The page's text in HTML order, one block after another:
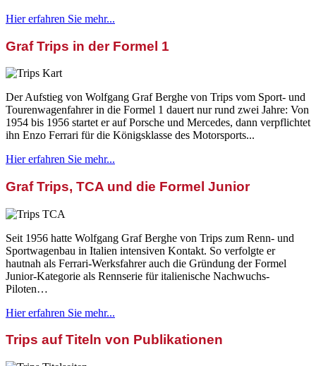
Hier erfahren Sie mehr...
Graf Trips in der Formel 1
Der Aufstieg von Wolfgang Graf Berghe von Trips vom Sport- und
Tourenwagenfahrer in die Formel 1 dauert nur rund zwei Jahre: Von
1954 bis 1956 startet er auf Porsche und Mercedes, dann verpflichtet
ihn Enzo Ferrari für die Königsklasse des Motorsports...
Hier erfahren Sie mehr...
Graf Trips, TCA und die Formel Junior
Seit 1956 hatte Wolfgang Graf Berghe von Trips zum Renn- und
Sportwagenbau in Italien intensiven Kontakt. So verfolgte er
hautnah als Ferrari-Werksfahrer auch die Gründung der Formel
Junior-Kategorie als Rennserie für italienische Nachwuchs-
Piloten…
Hier erfahren Sie mehr...
Trips auf Titeln von Publikationen